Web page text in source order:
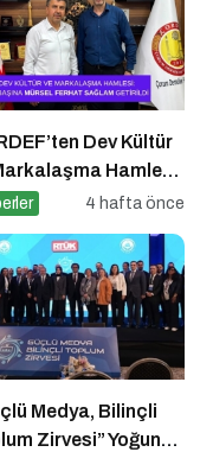
Dev Kültür
Hamlesi:
Başına Mürsel
4 hafta önce
Medya, Bilinçli
Zirvesi” Yoğun